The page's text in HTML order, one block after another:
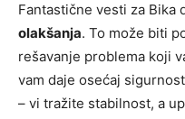
Fantastične vesti za Bika
olakšanja. To može biti
rešavanje problema koji
vam daje osećaj
– vi tražite stabilnost, a